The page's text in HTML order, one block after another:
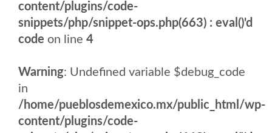
content/plugins/code-
snippets/php/snippet-ops.php(663) : eval()'d
code on line 4
Warning: Undefined variable $debug_code
in
/home/pueblosdemexico.mx/public_html/wp-
content/plugins/code-